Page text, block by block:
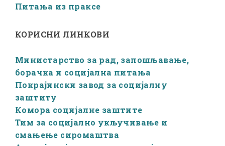
Питања из праксе
КОРИСНИ ЛИНКОВИ
Министарство за рад, запошљавање,
борачка и социјална питања
Покрајински завод за социјалну
заштиту
Комора социјалне заштите
Тим за социјално укључивање и
смањење сиромаштва